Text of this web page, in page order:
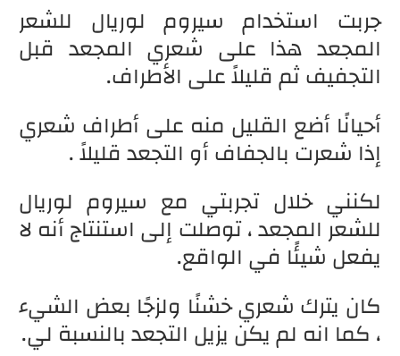
جربت استخدام سيروم لوريال للشعر
المجعد هذا على شعري المجعد قبل
التجفيف ثم قليلاً على الأطراف.
أحيانًا أضع القليل منه على أطراف شعري
إذا شعرت بالجفاف أو التجعد قليلاً .
لكنني خلال تجربتي مع سيروم لوريال
للشعر المجعد ، توصلت إلى استنتاج أنه لا
يفعل شيئًا في الواقع.
كان يترك شعري خشنًا ولزجًا بعض الشيء
، كما انه لم يكن يزيل التجعد بالنسبة لي.